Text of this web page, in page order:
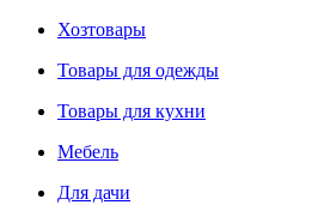
Хозтовары
Товары для одежды
Товары для кухни
Мебель
Для дачи